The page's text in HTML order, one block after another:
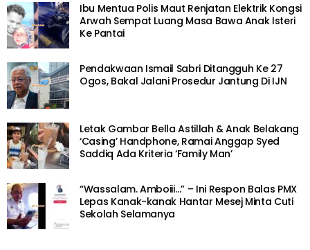
Ibu Mentua Polis Maut Renjatan Elektrik Kongsi
Arwah Sempat Luang Masa Bawa Anak Isteri
Ke Pantai
Pendakwaan Ismail Sabri Ditangguh Ke 27
Ogos, Bakal Jalani Prosedur Jantung Di IJN
Letak Gambar Bella Astillah & Anak Belakang
‘Casing’ Handphone, Ramai Anggap Syed
Saddiq Ada Kriteria ‘Family Man’
“Wassalam. Amboiii…” – Ini Respon Balas PMX
Lepas Kanak-kanak Hantar Mesej Minta Cuti
Sekolah Selamanya